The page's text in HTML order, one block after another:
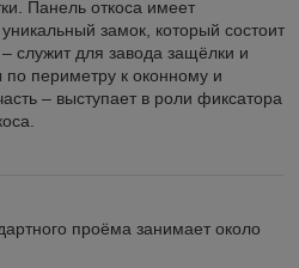
Панель откоса имеет
замок, который состоит
служит для завода защёлки и
периметру к оконному и
– выступает в роли фиксатора
проёма занимает около